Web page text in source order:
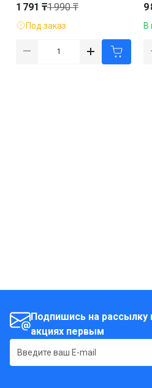
1 791 ₸1 990 ₸
Под заказ
9
В
Подпишись на рассылку
акциях первым